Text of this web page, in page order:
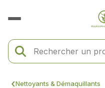
Nettoyants & Démaquillants